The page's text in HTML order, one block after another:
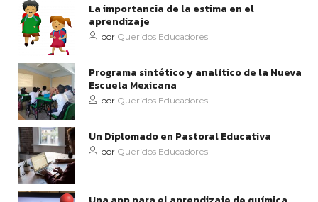
La importancia de la estima en el
aprendizaje
por Queridos Educadores
Programa sintético y analítico de la Nueva
Escuela Mexicana
por Queridos Educadores
Un Diplomado en Pastoral Educativa
por Queridos Educadores